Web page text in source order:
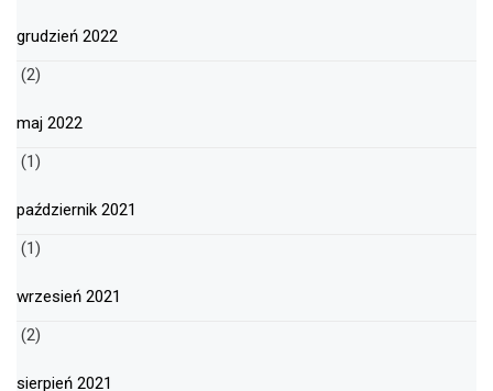
grudzień 2022
(2)
maj 2022
(1)
październik 2021
(1)
wrzesień 2021
(2)
sierpień 2021